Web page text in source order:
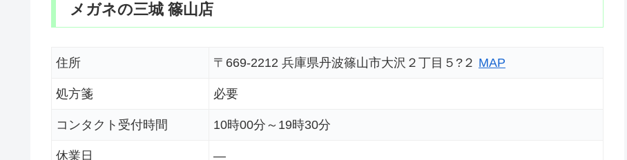
メガネの三城 篠山店
住所 〒669-2212 兵庫県丹波篠山市大沢２丁目５?２ MAP
処方箋 必要
コンタクト受付時間 10時00分～19時30分
休業日 ―